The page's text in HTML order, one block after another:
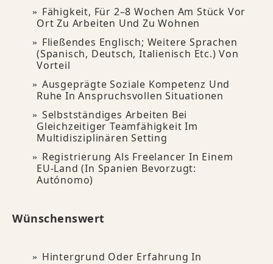
Fähigkeit, Für 2–8 Wochen Am Stück Vor
Ort Zu Arbeiten Und Zu Wohnen
Fließendes Englisch; Weitere Sprachen
(Spanisch, Deutsch, Italienisch Etc.) Von
Vorteil
Ausgeprägte Soziale Kompetenz Und
Ruhe In Anspruchsvollen Situationen
Selbstständiges Arbeiten Bei
Gleichzeitiger Teamfähigkeit Im
Multidisziplinären Setting
Registrierung Als Freelancer In Einem
EU-Land (in Spanien Bevorzugt:
Autónomo)
Wünschenswert
Hintergrund Oder Erfahrung In